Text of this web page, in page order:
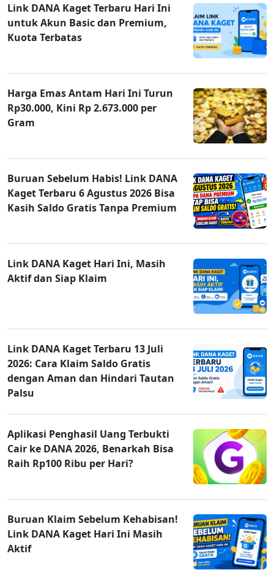
Link DANA Kaget Terbaru Hari Ini
untuk Akun Basic dan Premium,
Kuota Terbatas
Harga Emas Antam Hari Ini Turun
Rp30.000, Kini Rp 2.673.000 per
Gram
Buruan Sebelum Habis! Link DANA
Kaget Terbaru 6 Agustus 2026 Bisa
Kasih Saldo Gratis Tanpa Premium
Link DANA Kaget Hari Ini, Masih
Aktif dan Siap Klaim
Link DANA Kaget Terbaru 13 Juli
2026: Cara Klaim Saldo Gratis
dengan Aman dan Hindari Tautan
Palsu
Aplikasi Penghasil Uang Terbukti
Cair ke DANA 2026, Benarkah Bisa
Raih Rp100 Ribu per Hari?
Buruan Klaim Sebelum Kehabisan!
Link DANA Kaget Hari Ini Masih
Aktif